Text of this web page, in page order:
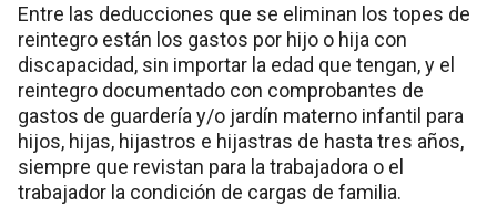
Entre las deducciones que se eliminan los topes de
reintegro están los gastos por hijo o hija con
discapacidad, sin importar la edad que tengan, y el
reintegro documentado con comprobantes de
gastos de guardería y/o jardín materno infantil para
hijos, hijas, hijastros e hijastras de hasta tres años,
siempre que revistan para la trabajadora o el
trabajador la condición de cargas de familia.